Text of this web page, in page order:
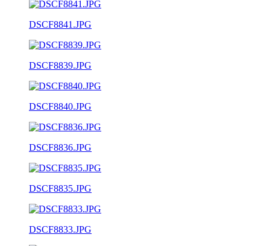
DSCF8841.JPG
DSCF8839.JPG
DSCF8840.JPG
DSCF8836.JPG
DSCF8835.JPG
DSCF8833.JPG